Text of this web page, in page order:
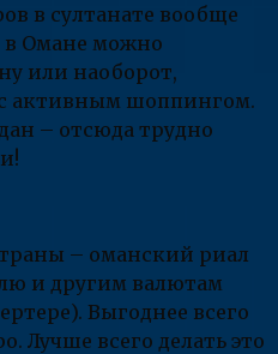
в султанате вообще
в Омане можно
или наоборот,
активным шоппингом.
– отсюда трудно
– оманский риал
и другим валютам
Выгоднее всего
Лучше всего делать это